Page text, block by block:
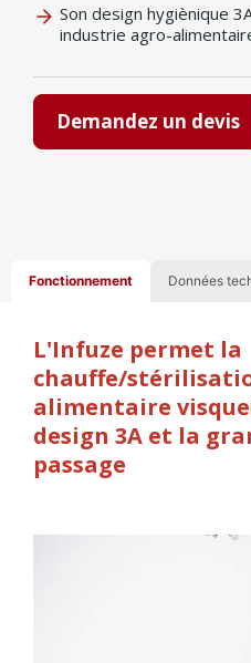
Son design hygiènique
industrie agro-
Demandez un devis
Fonctionnement Données
L'Infuze permet la
chauffe/
alimentaire
design 3A et la
passage